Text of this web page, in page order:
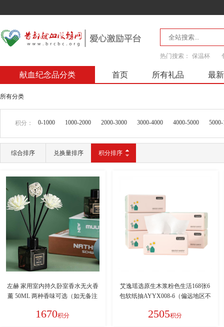
热门搜索： 保温杯
献血纪念品分类 首页 所有礼品 最
所有分类
积分： 0-1000 1000-2000 2000-3000 3000-4000 4000-5000
综合排序 兑换量排序 积分排序
左赫 家用室内持久卧室香水无火香
薰 50ML 两种香味可选（如无备注
新疆、西藏、青海、甘肃、宁夏、
1670积分
艾逸瑶选原生木浆粉色生活168张6
包软纸抽AYYX008-6（偏远地区不
2505积分